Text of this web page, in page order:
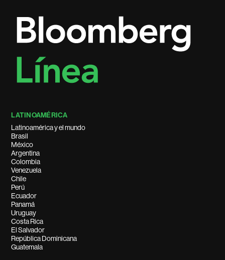
LATINOAMÉRICA
Latinoamérica y el mundo
Brasil
México
Argentina
Colombia
Venezuela
Chile
Perú
Ecuador
Panamá
Uruguay
Costa Rica
El Salvador
República Dominicana
Guatemala